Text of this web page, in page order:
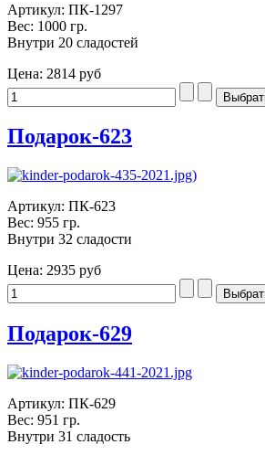
Артикул: ПК-1297
Вес: 1000 гр.
Внутри 20 сладостей
Цена: 2814 руб
Подарок-623
Артикул: ПК-623
Вес: 955 гр.
Внутри 32 сладости
Цена: 2935 руб
Подарок-629
Артикул: ПК-629
Вес: 951 гр.
Внутри 31 сладость